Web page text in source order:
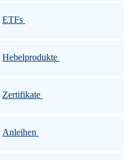
ETFs
Hebelprodukte
Zertifikate
Anleihen